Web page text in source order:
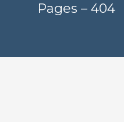
Pages – 404